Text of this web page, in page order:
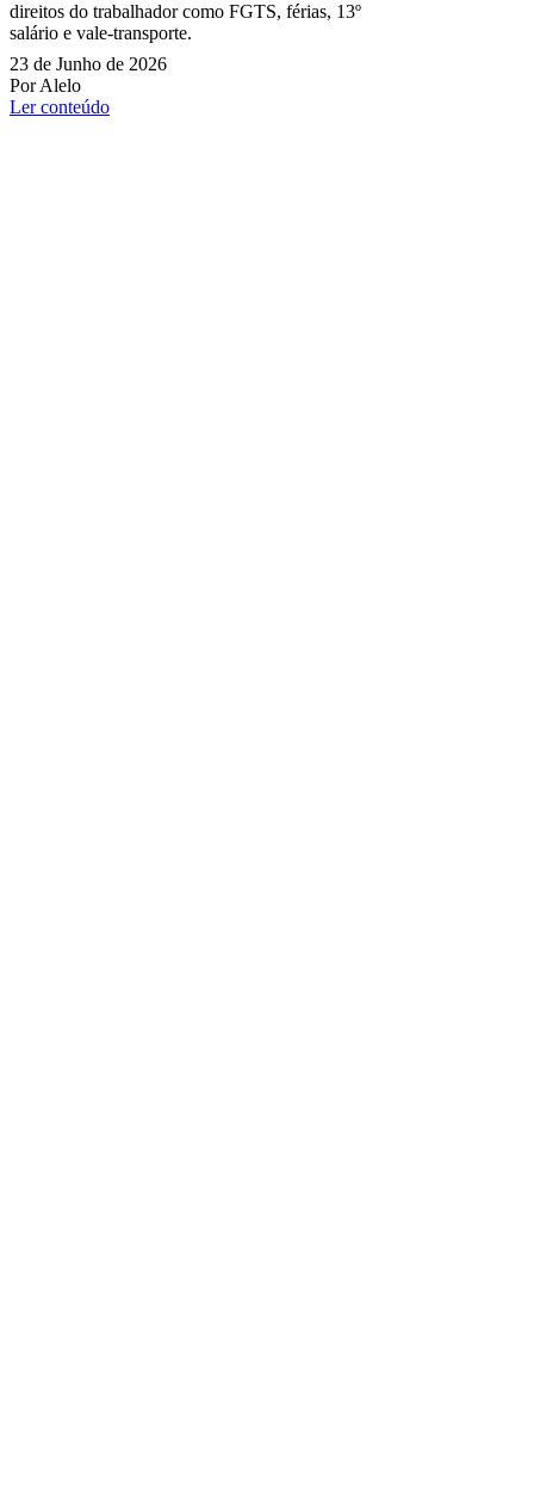
direitos do trabalhador como FGTS, férias, 13º
salário e vale-transporte.
23 de Junho de 2026
Por Alelo
Ler conteúdo